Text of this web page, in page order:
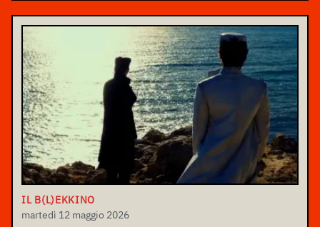
IL B(L)EKKINO
martedì 12 maggio 2026